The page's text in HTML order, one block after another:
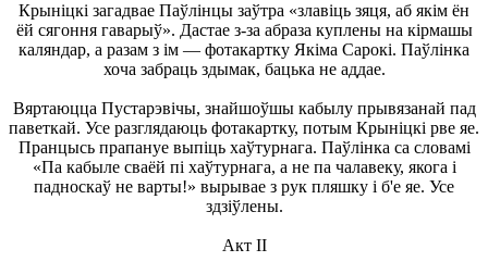
Крыніцкі загадвае Паўлінцы заўтра «злавіць зяця, аб якім ён
ёй сягоння гаварыў». Дастае з-за абраза куплены на кірмашы
каляндар, а разам з ім — фотакартку Якіма Сарокі. Паўлінка
хоча забраць здымак, бацька не аддае.
Вяртаюцца Пустарэвічы, знайшоўшы кабылу прывязанай пад
паветкай. Усе разглядаюць фотакартку, потым Крыніцкі рве яе.
Пранцысь прапануе выпіць хаўтурнага. Паўлінка са словамі
«Па кабыле сваёй пі хаўтурнага, а не па чалавеку, якога і
падноскаў не варты!» вырывае з рук пляшку і б'е яе. Усе
здзіўлены.
Акт II